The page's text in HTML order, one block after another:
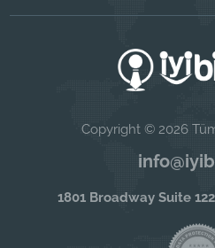
Copyright © 2026 Tüm
1801 Broadway Suite